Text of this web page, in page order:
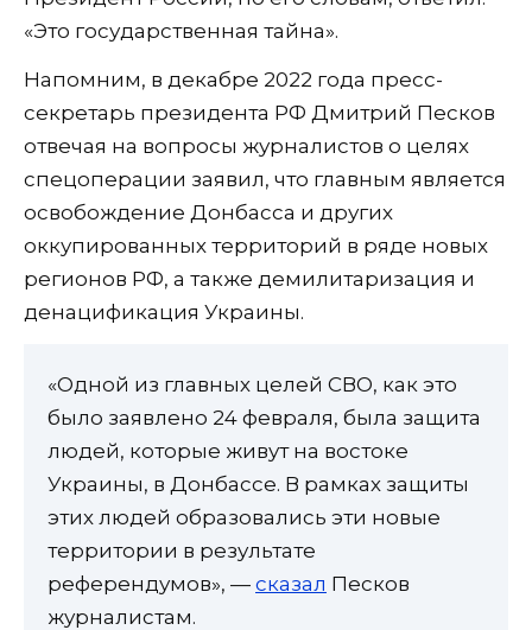
«Это государственная тайна».
Напомним, в декабре 2022 года пресс-
секретарь президента РФ Дмитрий Песков
отвечая на вопросы журналистов о целях
спецоперации заявил, что главным является
освобождение Донбасса и других
оккупированных территорий в ряде новых
регионов РФ, а также демилитаризация и
денацификация Украины.
«Одной из главных целей СВО, как это
было заявлено 24 февраля, была защита
людей, которые живут на востоке
Украины, в Донбассе. В рамках защиты
этих людей образовались эти новые
территории в результате
референдумов», — сказал Песков
журналистам.